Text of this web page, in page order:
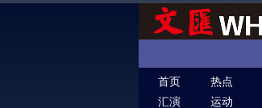
首页 热点
汇演
运动